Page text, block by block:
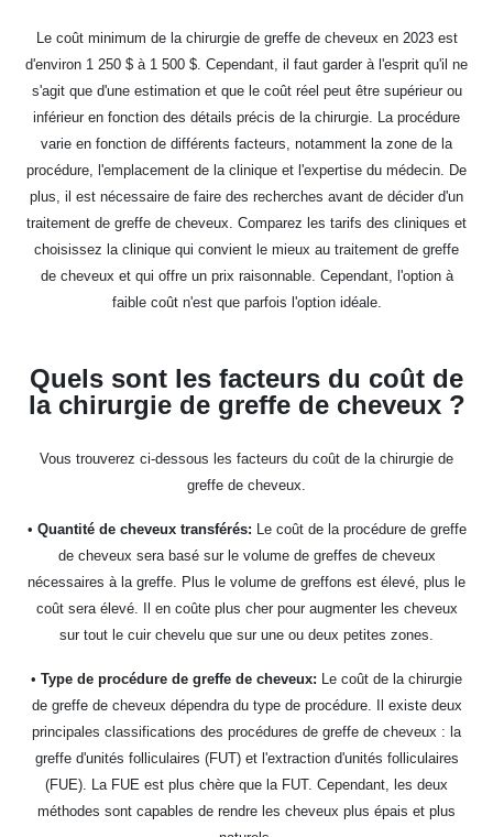
Le coût minimum de la chirurgie de greffe de cheveux en 2023 est
d'environ 1 250 $ à 1 500 $. Cependant, il faut garder à l'esprit qu'il ne
s'agit que d'une estimation et que le coût réel peut être supérieur ou
inférieur en fonction des détails précis de la chirurgie. La procédure
varie en fonction de différents facteurs, notamment la zone de la
procédure, l'emplacement de la clinique et l'expertise du médecin. De
plus, il est nécessaire de faire des recherches avant de décider d'un
traitement de greffe de cheveux. Comparez les tarifs des cliniques et
choisissez la clinique qui convient le mieux au traitement de greffe
de cheveux et qui offre un prix raisonnable. Cependant, l'option à
faible coût n'est que parfois l'option idéale.
Quels sont les facteurs du coût de
la chirurgie de greffe de cheveux ?
Vous trouverez ci-dessous les facteurs du coût de la chirurgie de
greffe de cheveux.
• Quantité de cheveux transférés: Le coût de la procédure de greffe
de cheveux sera basé sur le volume de greffes de cheveux
nécessaires à la greffe. Plus le volume de greffons est élevé, plus le
coût sera élevé. Il en coûte plus cher pour augmenter les cheveux
sur tout le cuir chevelu que sur une ou deux petites zones.
• Type de procédure de greffe de cheveux: Le coût de la chirurgie
de greffe de cheveux dépendra du type de procédure. Il existe deux
principales classifications des procédures de greffe de cheveux : la
greffe d'unités folliculaires (FUT) et l'extraction d'unités folliculaires
(FUE). La FUE est plus chère que la FUT. Cependant, les deux
méthodes sont capables de rendre les cheveux plus épais et plus